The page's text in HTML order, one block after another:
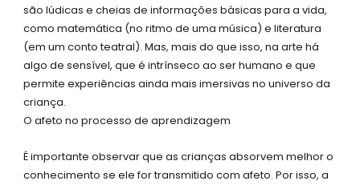
são lúdicas e cheias de informações básicas para a vida,
como matemática (no ritmo de uma música) e literatura
(em um conto teatral). Mas, mais do que isso, na arte há
algo de sensível, que é intrínseco ao ser humano e que
permite experiências ainda mais imersivas no universo da
criança.
O afeto no processo de aprendizagem
É importante observar que as crianças absorvem melhor o
conhecimento se ele for transmitido com afeto. Por isso, a